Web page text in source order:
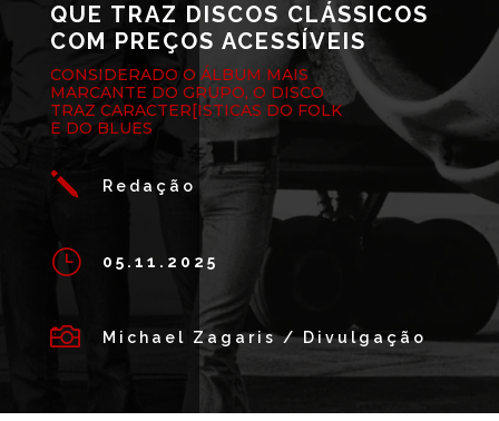
QUE TRAZ DISCOS CLÁSSICOS
COM PREÇOS ACESSÍVEIS
CONSIDERADO O ÁLBUM MAIS
MARCANTE DO GRUPO, O DISCO
TRAZ CARACTER[ISTICAS DO FOLK
E DO BLUES
j Redação
} 05.11.2025
 Michael Zagaris / Divulgação